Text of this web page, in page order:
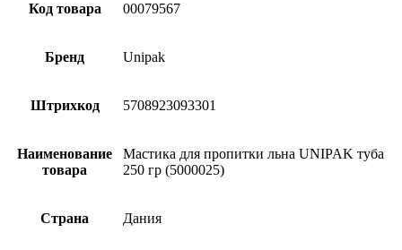
Код товара 00079567
Бренд Unipak
Штрихкод 5708923093301
Наименование
товара
Мастика для пропитки льна UNIPAK туба
250 гр (5000025)
Страна Дания